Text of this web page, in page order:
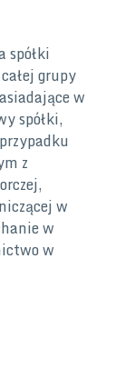
spółki
grupy
w
spółki,
z
w
w
w